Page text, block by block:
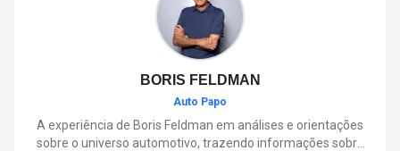
BORIS FELDMAN
Auto Papo
A experiência de Boris Feldman em análises e orientações
sobre o universo automotivo, trazendo informações sobre